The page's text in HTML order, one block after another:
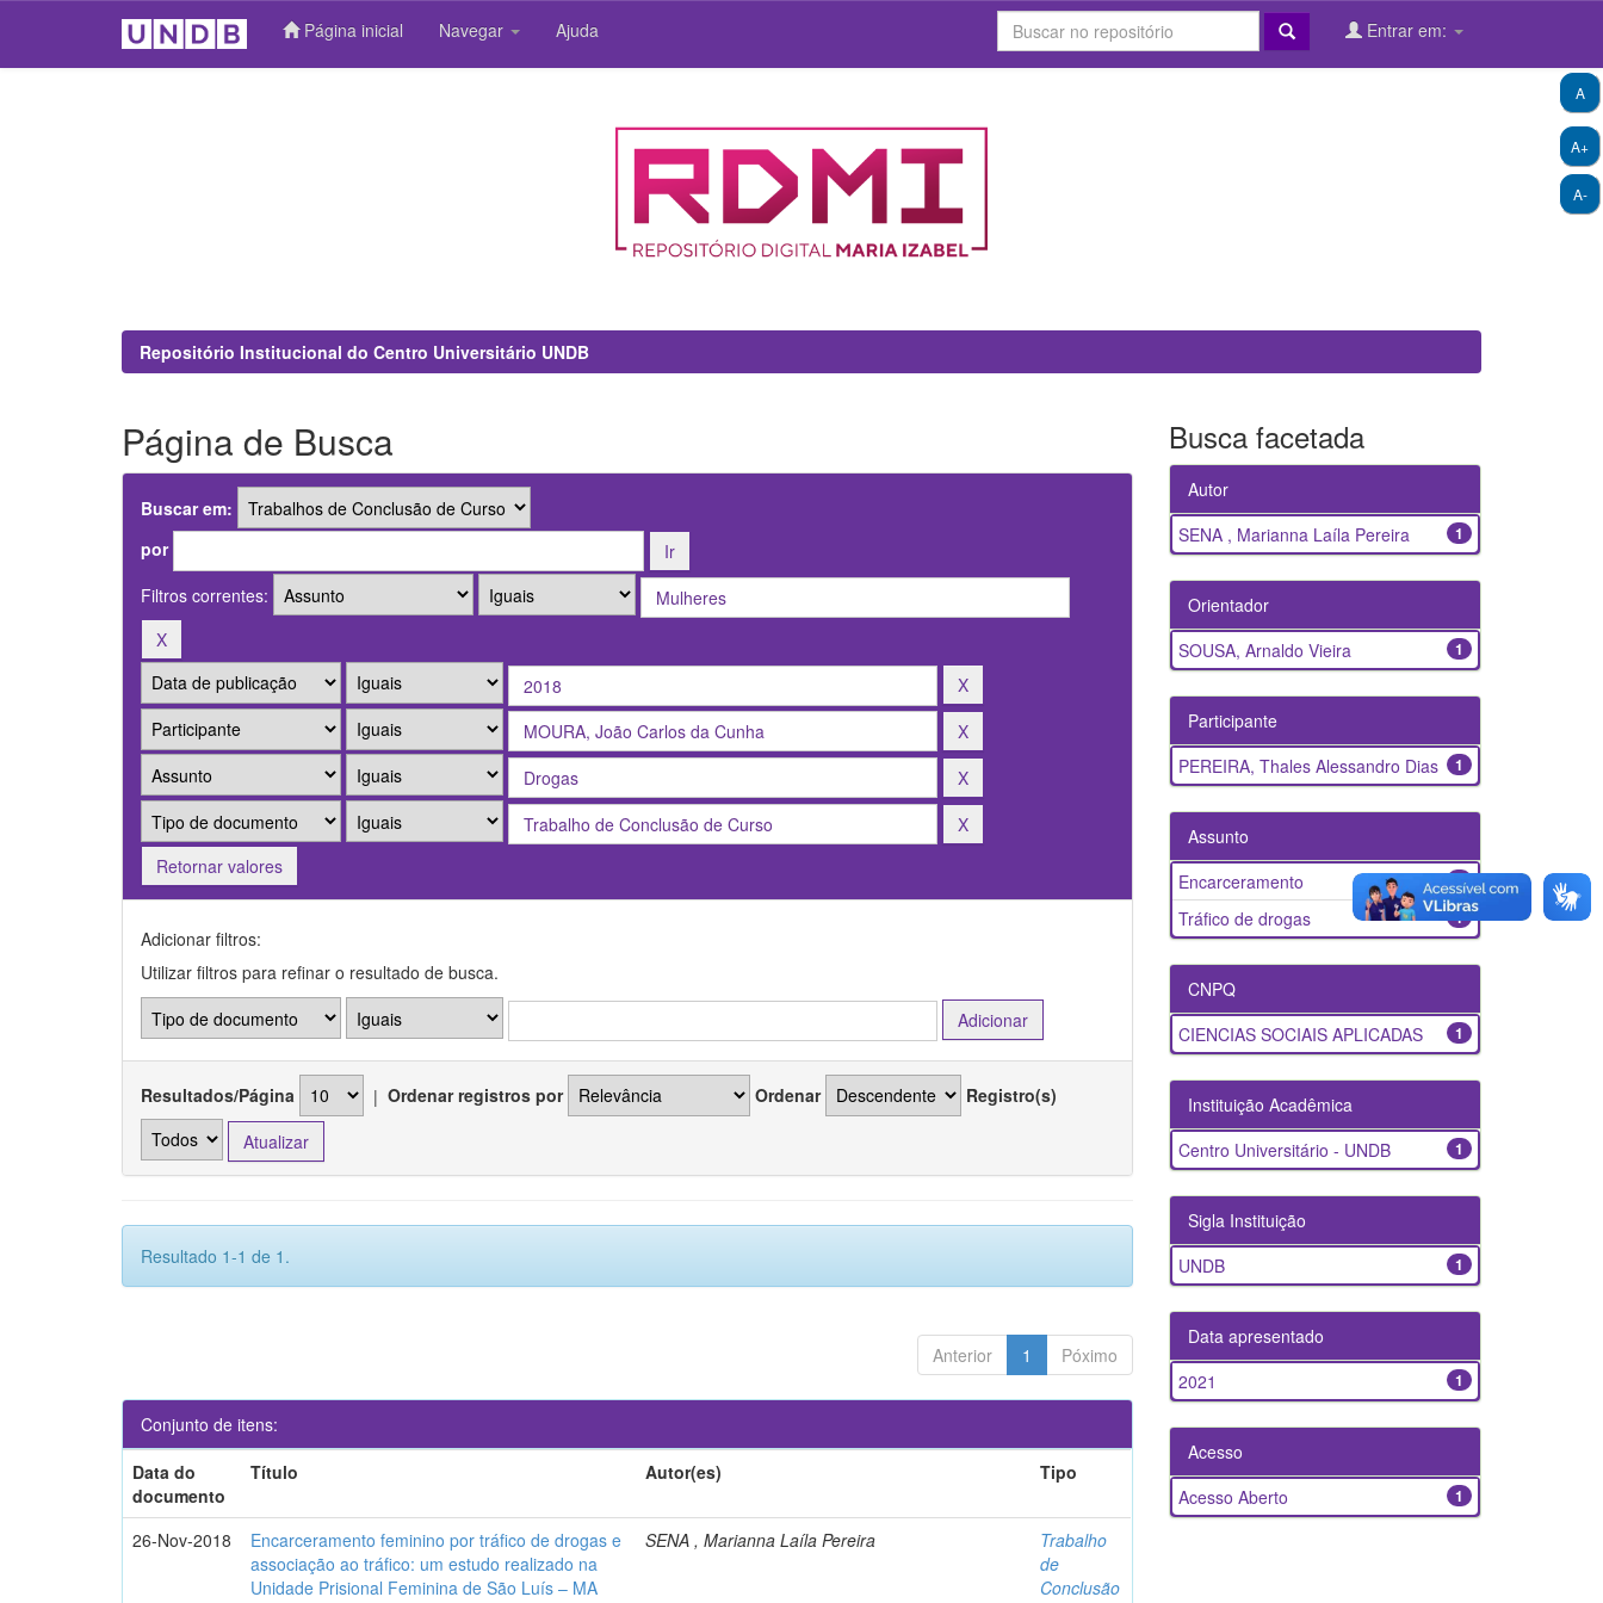
Página inicial Navegar Ajuda Entrar em:
A+
A-
A
Repositório Institucional do Centro Universitário UNDB
Página de Busca
Buscar em:
por
Filtros correntes:
Retornar valores
Adicionar filtros:
Utilizar filtros para refinar o resultado de busca.
Resultados/Página | Ordenar registros por Ordenar Registro(s)
Resultado 1-1 de 1.
Anterior 1 Póximo
Conjunto de itens:
Data do
documento
Título Autor(es) Tipo
26-Nov-2018
Encarceramento feminino por tráfico de drogas e
associação ao tráfico: um estudo realizado na
Unidade Prisional Feminina de São Luís – MA
SENA , Marianna Laíla Pereira
Trabalho
de
Conclusão
Busca facetada
Autor
1
SENA , Marianna Laíla Pereira
Orientador
1
SOUSA, Arnaldo Vieira
Participante
1
PEREIRA, Thales Alessandro Dias
Assunto
1
Encarceramento
1
Tráfico de drogas
CNPQ
1
CIENCIAS SOCIAIS APLICADAS
Instituição Acadêmica
1
Centro Universitário - UNDB
Sigla Instituição
1
UNDB
Data apresentado
1
2021
Acesso
1
Acesso Aberto